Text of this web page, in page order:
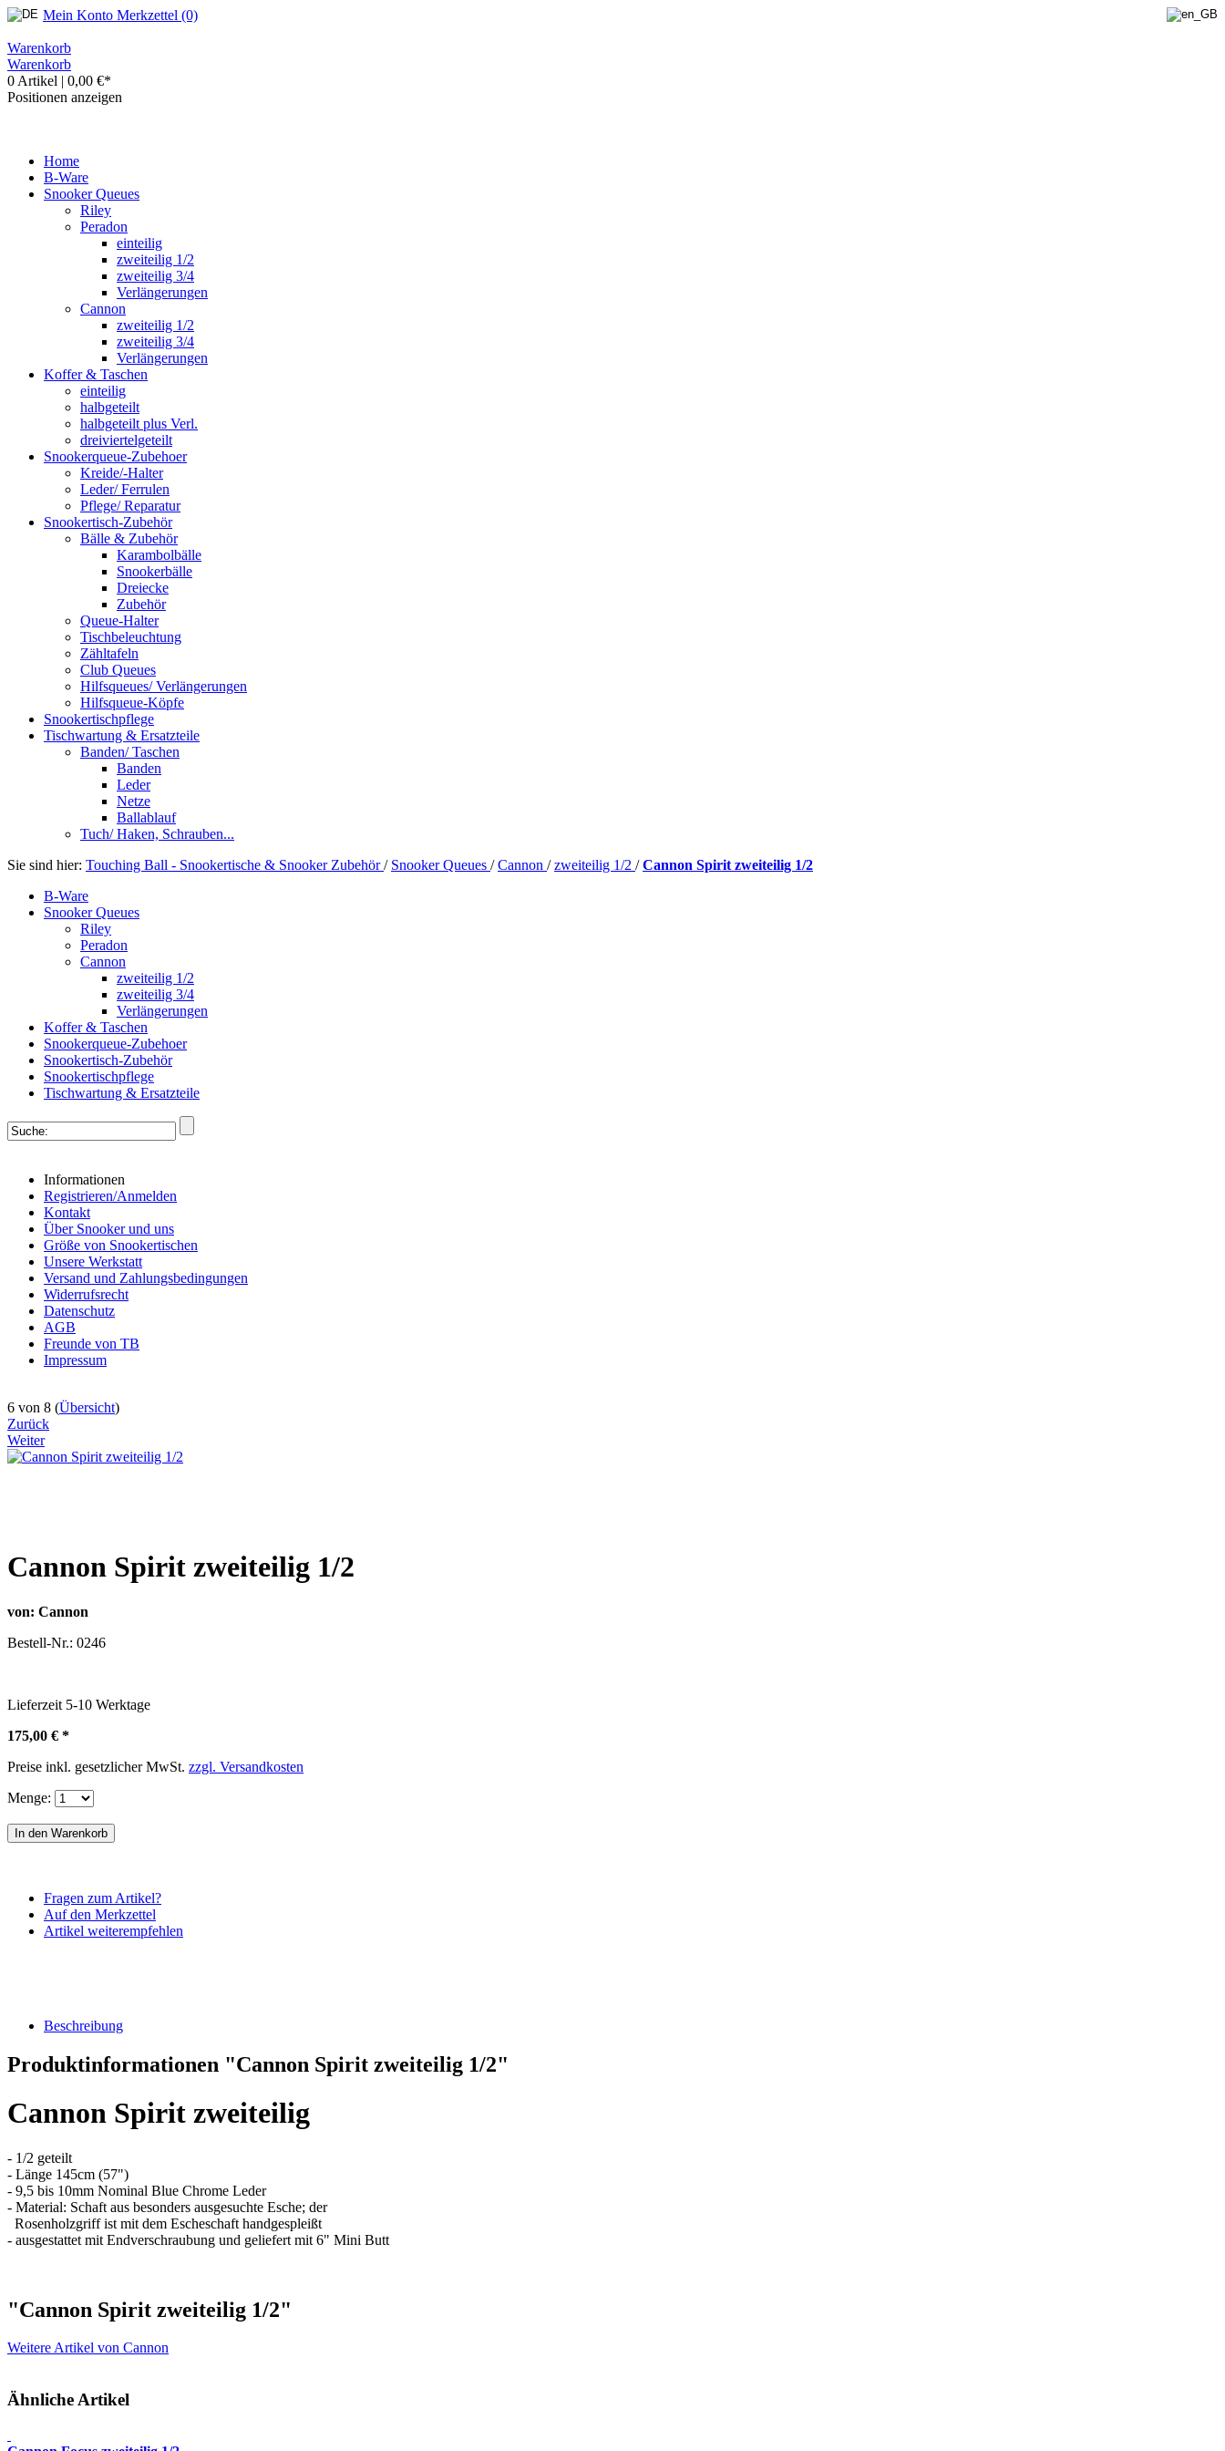
Mein Konto Merkzettel (0)
Warenkorb
Warenkorb
0 Artikel | 0,00 €*
Positionen anzeigen
Home
B-Ware
Snooker Queues
Riley
Peradon
einteilig
zweiteilig 1/2
zweiteilig 3/4
Verlängerungen
Cannon
zweiteilig 1/2
zweiteilig 3/4
Verlängerungen
Koffer & Taschen
einteilig
halbgeteilt
halbgeteilt plus Verl.
dreiviertelgeteilt
Snookerqueue-Zubehoer
Kreide/-Halter
Leder/ Ferrulen
Pflege/ Reparatur
Snookertisch-Zubehör
Bälle & Zubehör
Karambolbälle
Snookerbälle
Dreiecke
Zubehör
Queue-Halter
Tischbeleuchtung
Zähltafeln
Club Queues
Hilfsqueues/ Verlängerungen
Hilfsqueue-Köpfe
Snookertischpflege
Tischwartung & Ersatzteile
Banden/ Taschen
Banden
Leder
Netze
Ballablauf
Tuch/ Haken, Schrauben...
Sie sind hier: Touching Ball - Snookertische & Snooker Zubehör/ Snooker Queues / Cannon / zweiteilig 1/2 / Cannon Spirit zweiteilig 1/2
B-Ware
Snooker Queues
Riley
Peradon
Cannon
zweiteilig 1/2
zweiteilig 3/4
Verlängerungen
Koffer & Taschen
Snookerqueue-Zubehoer
Snookertisch-Zubehör
Snookertischpflege
Tischwartung & Ersatzteile
Informationen
Registrieren/Anmelden
Kontakt
Über Snooker und uns
Größe von Snookertischen
Unsere Werkstatt
Versand und Zahlungsbedingungen
Widerrufsrecht
Datenschutz
AGB
Freunde von TB
Impressum
6 von 8 (Übersicht)
Zurück
Weiter
Cannon Spirit zweiteilig 1/2
von: Cannon
Bestell-Nr.: 0246
Lieferzeit 5-10 Werktage
175,00 € *
Preise inkl. gesetzlicher MwSt. zzgl. Versandkosten
Menge:
Fragen zum Artikel?
Auf den Merkzettel
Artikel weiterempfehlen
Beschreibung
Produktinformationen "Cannon Spirit zweiteilig 1/2"
Cannon Spirit zweiteilig
- 1/2 geteilt
- Länge 145cm (57")
- 9,5 bis 10mm Nominal Blue Chrome Leder
- Material: Schaft aus besonders ausgesuchte Esche; der
Rosenholzgriff ist mit dem Escheschaft handgespleißt
- ausgestattet mit Endverschraubung und geliefert mit 6" Mini Butt
"Cannon Spirit zweiteilig 1/2"
Weitere Artikel von Cannon
Ähnliche Artikel